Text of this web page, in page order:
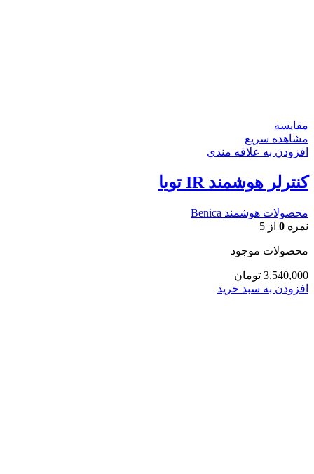
مقایسه
مشاهده سریع
افزودن به علاقه مندی
کنترلر هوشمند IR تویا
محصولات هوشمند Benica
نمره 0 از 5
محصولات موجود
3,540,000 تومان
افزودن به سبد خرید